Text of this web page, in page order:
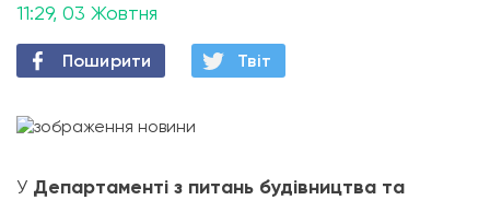
11:29, 03 Жовтня
Поширити Твiт
У Департаменті з питань будівництва та